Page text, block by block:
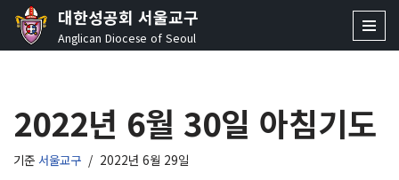
콘
로
건
너
대한성공회 서울교구
Anglican Diocese of Seoul
2022년 6월 30일 아침기도
기준 서울교구 2022년 6월 29일